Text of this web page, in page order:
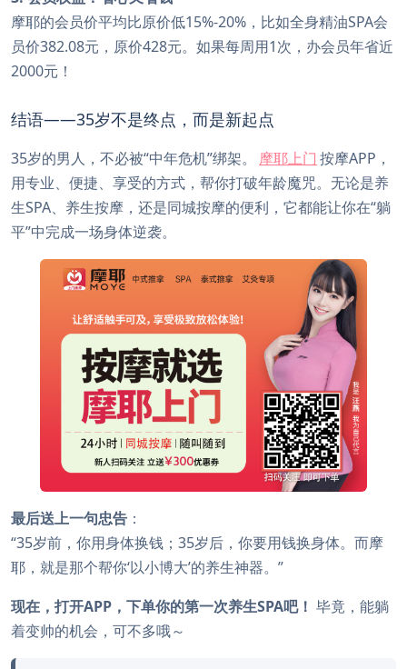
摩耶的会员价平均比原价低15%-20%，比如全身精油SPA会
员价382.08元，原价428元。如果每周用1次，办会员年省近
2000元！
结语——35岁不是终点，而是新起点
35岁的男人，不必被“中年危机”绑架。 摩耶上门 按摩APP，
用专业、便捷、享受的方式，帮你打破年龄魔咒。无论是养
生SPA、养生按摩，还是同城按摩的便利，它都能让你在“躺
平”中完成一场身体逆袭。
最后送上一句忠告 ：
“35岁前，你用身体换钱；35岁后，你要用钱换身体。而摩
耶，就是那个帮你‘以小博大’的养生神器。”
现在，打开APP，下单你的第一次养生SPA吧！ 毕竟，能躺
着变帅的机会，可不多哦～